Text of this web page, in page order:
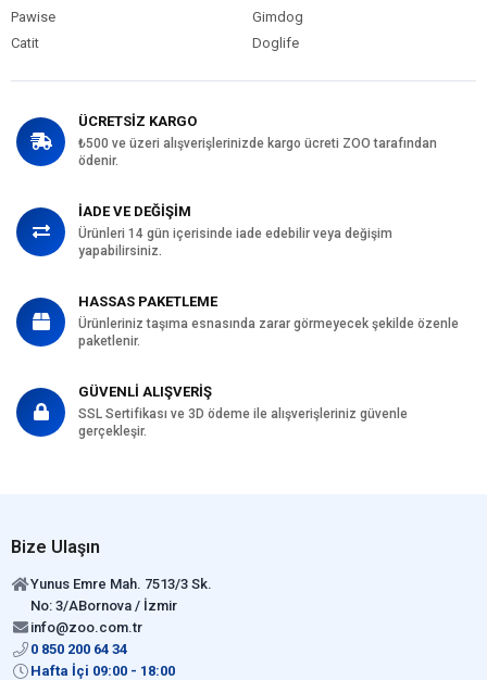
Pawise
Gimdog
Catit
Doglife
ÜCRETSİZ KARGO
₺500 ve üzeri alışverişlerinizde kargo ücreti ZOO tarafından
ödenir.
İADE VE DEĞİŞİM
Ürünleri 14 gün içerisinde iade edebilir veya değişim
yapabilirsiniz.
HASSAS PAKETLEME
Ürünleriniz taşıma esnasında zarar görmeyecek şekilde özenle
paketlenir.
GÜVENLİ ALIŞVERİŞ
SSL Sertifikası ve 3D ödeme ile alışverişleriniz güvenle
gerçekleşir.
Bize Ulaşın
Yunus Emre Mah. 7513/3 Sk.
No: 3/ABornova / İzmir
info@zoo.com.tr
0 850 200 64 34
Hafta İçi 09:00 - 18:00